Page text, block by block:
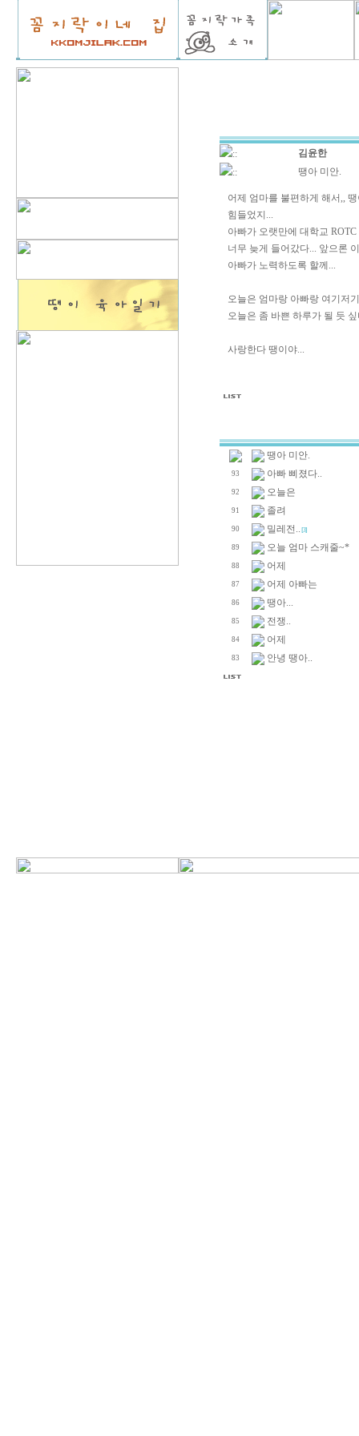
::
김윤한
::
땡아 미안.
어제 엄마를 불편하게 해서,,
힘들었지...
아빠가 오랫만에 대학교
너무 늦게 들어갔다... 앞으론
아빠가 노력하도록 할께...
오늘은 엄마랑 아빠랑 여기저
오늘은 좀 바쁜 하루가 될 듯 싶
사랑한다 땡이야...
땡아 미안.
93 아빠 삐졌다..
92 오늘은
91 졸려
90 밀레전.. [3]
89 오늘 엄마 스캐줄~*
88 어제
87 어제 아빠는
86 땡아...
85 전쟁..
84 어제
83 안녕 땡아..